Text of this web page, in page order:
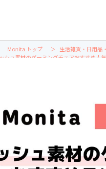
Monita トップ 生活雑貨・日用品
シュ素材のゲーミングチェアおすすめ人